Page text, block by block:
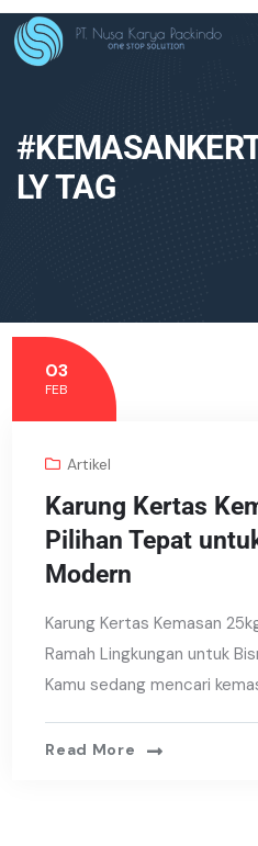
LY TAG
03
FEB
Artikel
Karung Kertas
Pilihan Tepat
Modern
Karung Kertas Kemasan
Ramah Lingkungan untuk
Kamu sedang mencari
Read More